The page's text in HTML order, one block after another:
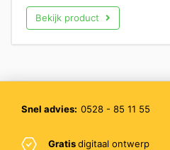
Bekijk product
Snel advies: 0528 - 85 11 55
Gratisdigitaal ontwerp